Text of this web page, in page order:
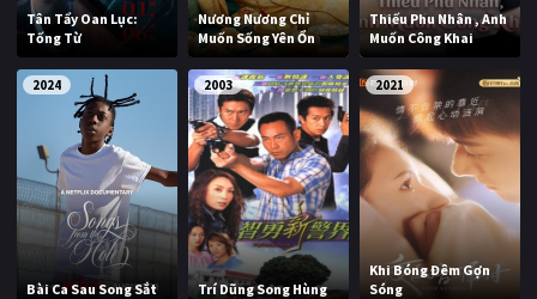
Tân Tẩy Oan Lục:
Tống Từ
Nương Nương Chỉ
Muốn Sống Yên Ổn
Thiếu Phu Nhân , Anh
Muốn Công Khai
2024
Bài Ca Sau Song Sắt
2003
Trí Dũng Song Hùng
2021
Khi Bóng Đêm Gợn
Sóng